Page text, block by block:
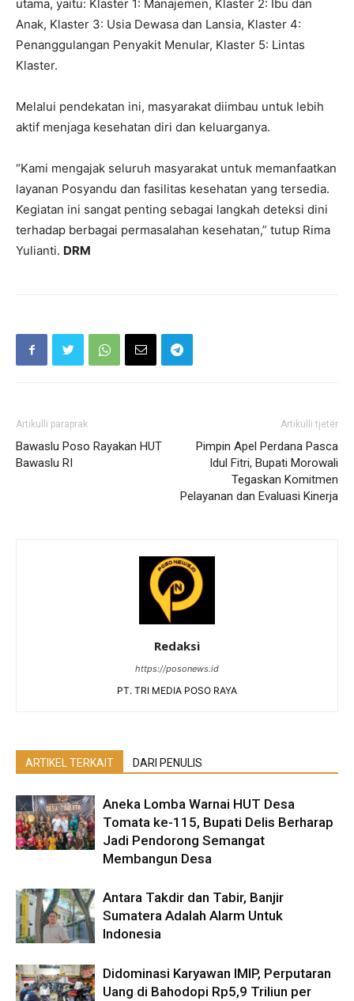
utama, yaitu: Klaster 1: Manajemen, Klaster 2: Ibu dan
Anak, Klaster 3: Usia Dewasa dan Lansia, Klaster 4:
Penanggulangan Penyakit Menular, Klaster 5: Lintas
Klaster.
Melalui pendekatan ini, masyarakat diimbau untuk lebih
aktif menjaga kesehatan diri dan keluarganya.
“Kami mengajak seluruh masyarakat untuk memanfaatkan
layanan Posyandu dan fasilitas kesehatan yang tersedia.
Kegiatan ini sangat penting sebagai langkah deteksi dini
terhadap berbagai permasalahan kesehatan,” tutup Rima
Yulianti. DRM
Artikulli paraprak
Bawaslu Poso Rayakan HUT
Bawaslu RI
Artikulli tjetër
Pimpin Apel Perdana Pasca
Idul Fitri, Bupati Morowali
Tegaskan Komitmen
Pelayanan dan Evaluasi Kinerja
Redaksi
https://posonews.id
PT. TRI MEDIA POSO RAYA
ARTIKEL TERKAIT DARI PENULIS
Aneka Lomba Warnai HUT Desa
Tomata ke-115, Bupati Delis Berharap
Jadi Pendorong Semangat
Membangun Desa
Antara Takdir dan Tabir, Banjir
Sumatera Adalah Alarm Untuk
Indonesia
Didominasi Karyawan IMIP, Perputaran
Uang di Bahodopi Rp5,9 Triliun per